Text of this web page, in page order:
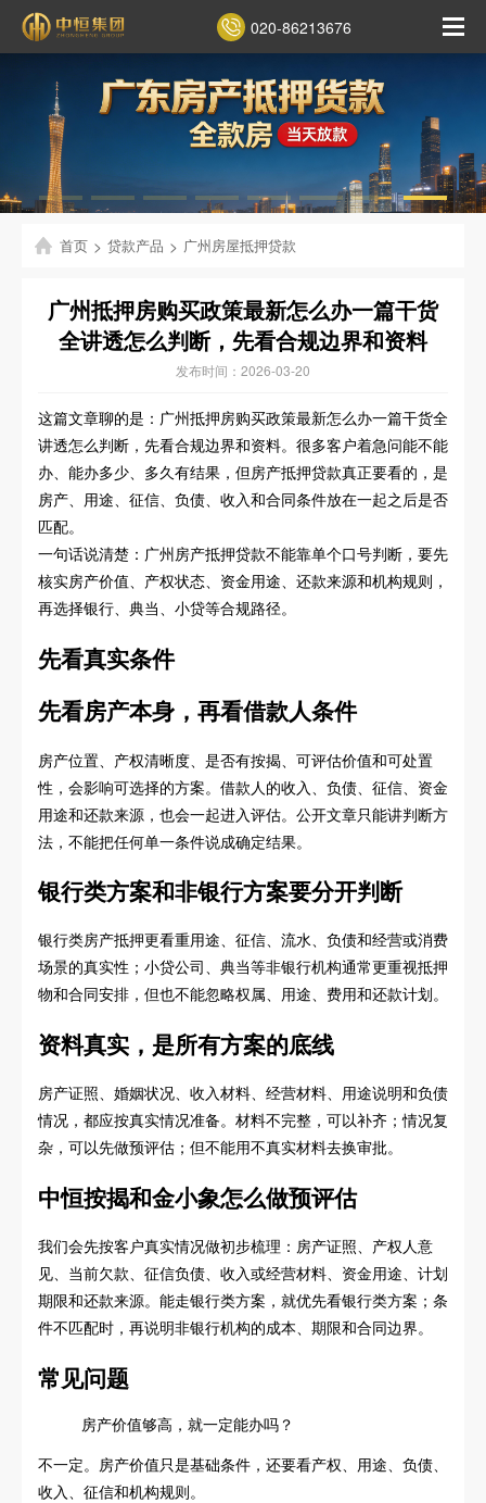
020-86213676
首页 > 贷款产品 > 广州房屋抵押贷款
广州抵押房购买政策最新怎么办一篇干货
全讲透怎么判断，先看合规边界和资料
发布时间：2026-03-20
这篇文章聊的是：广州抵押房购买政策最新怎么办一篇干货全
讲透怎么判断，先看合规边界和资料。很多客户着急问能不能
办、能办多少、多久有结果，但房产抵押贷款真正要看的，是
房产、用途、征信、负债、收入和合同条件放在一起之后是否
匹配。
一句话说清楚：广州房产抵押贷款不能靠单个口号判断，要先
核实房产价值、产权状态、资金用途、还款来源和机构规则，
再选择银行、典当、小贷等合规路径。
先看真实条件
先看房产本身，再看借款人条件
房产位置、产权清晰度、是否有按揭、可评估价值和可处置
性，会影响可选择的方案。借款人的收入、负债、征信、资金
用途和还款来源，也会一起进入评估。公开文章只能讲判断方
法，不能把任何单一条件说成确定结果。
银行类方案和非银行方案要分开判断
银行类房产抵押更看重用途、征信、流水、负债和经营或消费
场景的真实性；小贷公司、典当等非银行机构通常更重视抵押
物和合同安排，但也不能忽略权属、用途、费用和还款计划。
资料真实，是所有方案的底线
房产证照、婚姻状况、收入材料、经营材料、用途说明和负债
情况，都应按真实情况准备。材料不完整，可以补齐；情况复
杂，可以先做预评估；但不能用不真实材料去换审批。
中恒按揭和金小象怎么做预评估
我们会先按客户真实情况做初步梳理：房产证照、产权人意
见、当前欠款、征信负债、收入或经营材料、资金用途、计划
期限和还款来源。能走银行类方案，就优先看银行类方案；条
件不匹配时，再说明非银行机构的成本、期限和合同边界。
常见问题
房产价值够高，就一定能办吗？
不一定。房产价值只是基础条件，还要看产权、用途、负债、
收入、征信和机构规则。